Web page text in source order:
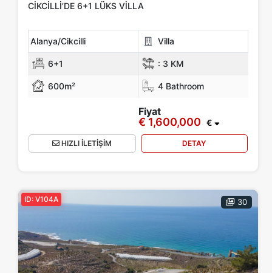
CIKCILLI’DE 6+1 LÜKS VILLA
Alanya/Cikcilli Villa
6+1 : 3 KM
600m² 4 Bathroom
Fiyat
€ 1,600,000 €
HIZLI İLETİŞİM DETAY
30
ID: V104A